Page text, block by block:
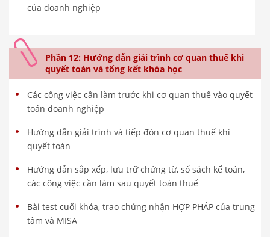
của doanh nghiệp
Phần 12: Hướng dẫn giải trình cơ quan thuế khi
quyết toán và tổng kết khóa học
Các công việc cần làm trước khi cơ quan thuế vào quyết
toán doanh nghiệp
Hướng dẫn giải trình và tiếp đón cơ quan thuế khi
quyết toán
Hướng dẫn sắp xếp, lưu trữ chứng từ, sổ sách kế toán,
các công việc cần làm sau quyết toán thuế
Bài test cuối khóa, trao chứng nhận HỢP PHÁP của trung
tâm và MISA